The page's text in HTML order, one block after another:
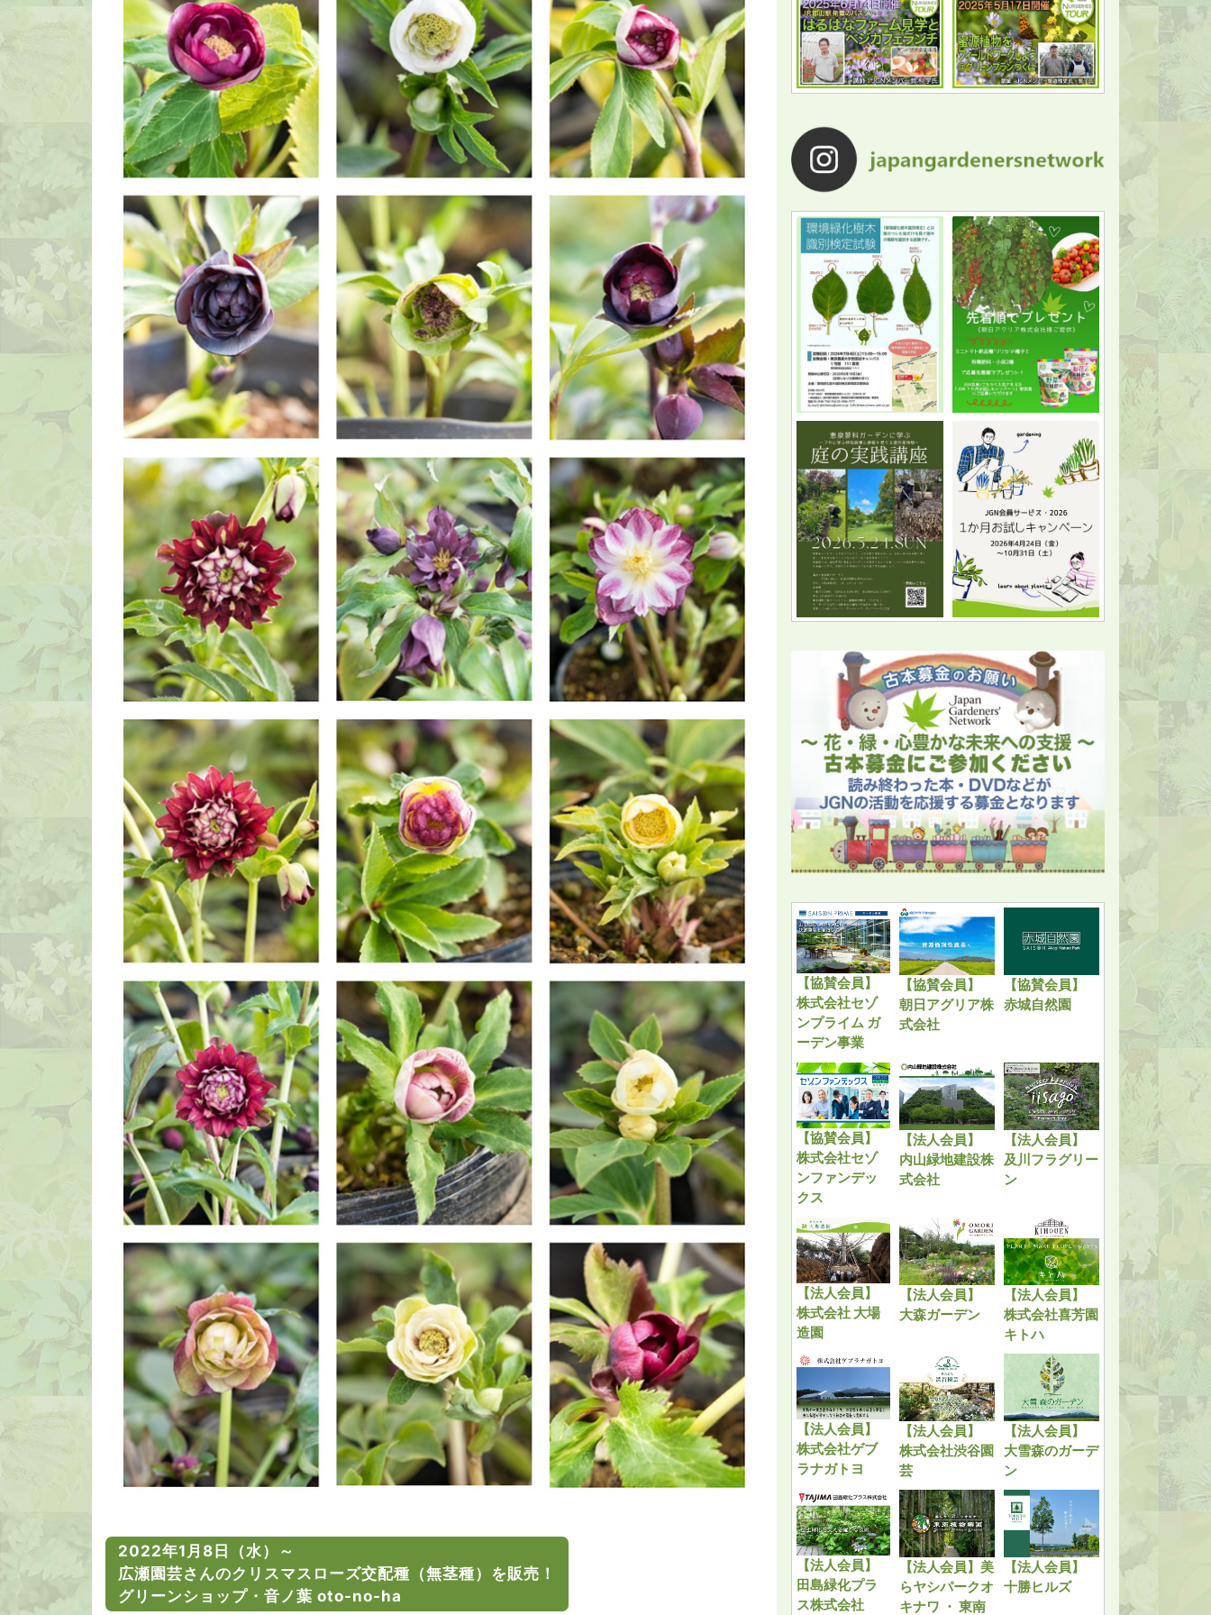
2022年1月8日（水）～
広瀬園芸さんのクリスマスローズ交配種（無茎種）を販売！
グリーンショップ・音ノ葉 oto-no-ha
【協賛会員】
株式会社セゾ
ンプライム ガ
ーデン事業
【協賛会員】
朝日アグリア株
式会社
【協賛会員】
赤城自然園
【協賛会員】
株式会社セゾ
ンファンデッ
クス
【法人会員】
内山緑地建設株
式会社
【法人会員】
及川フラグリー
ン
【法人会員】
株式会社 大場
造園
【法人会員】
大森ガーデン
【法人会員】
株式会社喜芳園
キトハ
【法人会員】
株式会社ゲブ
ラナガトヨ
【法人会員】
株式会社渋谷園
芸
【法人会員】
大雪森のガーデ
ン
【法人会員】
田島緑化プラ
ス株式会社
【法人会員】美
らヤシパークオ
キナワ ・ 東南
【法人会員】
十勝ヒルズ